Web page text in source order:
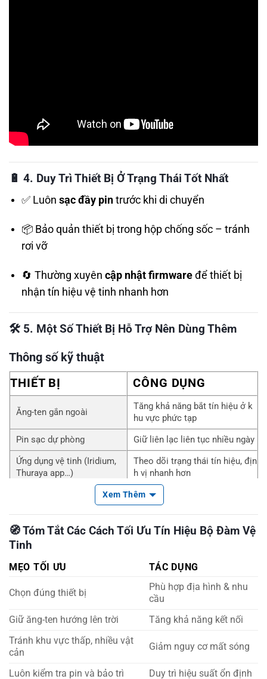
🔋 4. Duy Trì Thiết Bị Ở Trạng Thái Tốt Nhất
✅ Luôn sạc đầy pintrước khi di chuyển
📦 Bảo quản thiết bị trong hộp chống sốc – tránh
rơi vỡ
🔄 Thường xuyên cập nhật firmwaređể thiết bị
nhận tín hiệu vệ tinh nhanh hơn
🛠️ 5. Một Số Thiết Bị Hỗ Trợ Nên Dùng Thêm
Thông số kỹ thuật
THIẾT BỊ CÔNG DỤNG
Ăng-ten gắn ngoài
Tăng khả năng bắt tín hiệu ở k
hu vực phức tạp
Pin sạc dự phòng
Giữ liên lạc liên tục nhiều ngày
Ứng dụng vệ tinh (Iridium,
Thuraya app…)
Theo dõi trạng thái tín hiệu, địn
h vị nhanh hơn
Xem Thêm
🧭Tóm Tắt Các Cách Tối Ưu Tín Hiệu Bộ Đàm Vệ
Tinh
MẸO TỐI ƯU TÁC DỤNG
Chọn đúng thiết bị
Phù hợp địa hình & nhu
cầu
Giữ ăng-ten hướng lên trời
Tăng khả năng kết nối
Tránh khu vực thấp, nhiều vật
cản
Giảm nguy cơ mất sóng
Luôn kiểm tra pin và bảo trì Duy trì hiệu suất ổn định